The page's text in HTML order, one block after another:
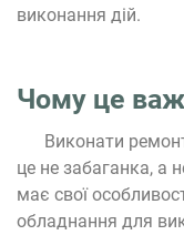
виконання дій.
Чому це
Виконати
це не забаганка, а
має свої
обладнання для